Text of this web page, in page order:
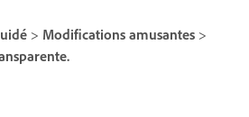
> Modifications amusantes >